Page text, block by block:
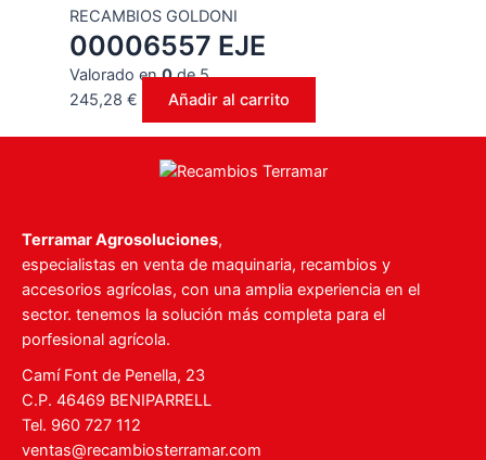
RECAMBIOS GOLDONI
00006557 EJE
Valorado en0de 5
245,28 € Añadir al carrito
Terramar Agrosoluciones,
especialistas en venta de maquinaria, recambios y
accesorios agrícolas, con una amplia experiencia en el
sector. tenemos la solución más completa para el
porfesional agrícola.
Camí Font de Penella, 23
C.P. 46469 BENIPARRELL
Tel. 960 727 112
ventas@recambiosterramar.com